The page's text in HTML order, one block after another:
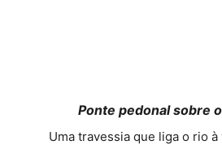
Ponte pedonal sobre
Uma travessia que liga o rio